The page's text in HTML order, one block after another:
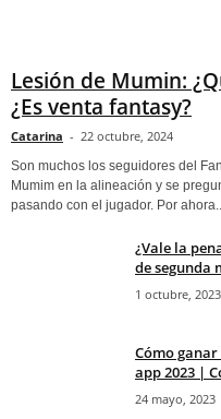
Lesión de Mumin:
¿Es venta fantasy?
Catarina - 22 octubre, 2024
Son muchos los seguidores del
Mumim en la alineación y se
pasando con el jugador. Por
¿Vale la
de segunda
1 octubre, 2023
Cómo
app 2023 |
24 mayo, 2023